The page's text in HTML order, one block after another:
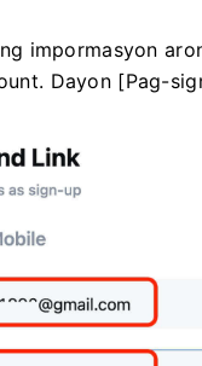
impormasyon
Dayon [Pag-